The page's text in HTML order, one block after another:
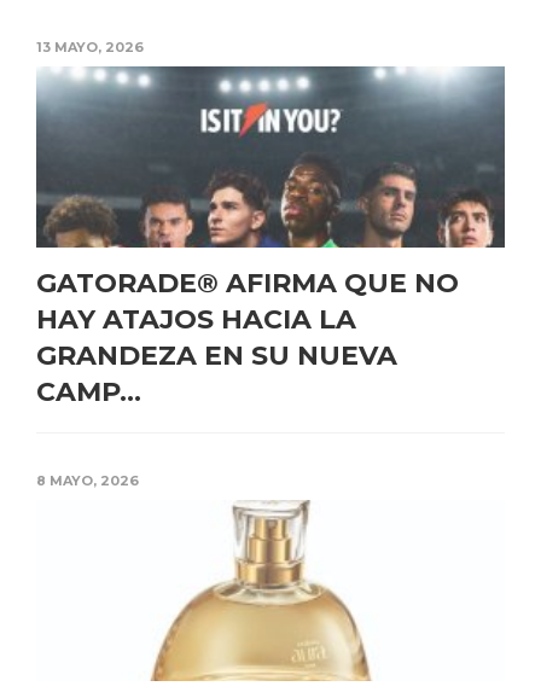
13 MAYO, 2026
GATORADE® AFIRMA QUE NO
HAY ATAJOS HACIA LA
GRANDEZA EN SU NUEVA
CAMP...
8 MAYO, 2026